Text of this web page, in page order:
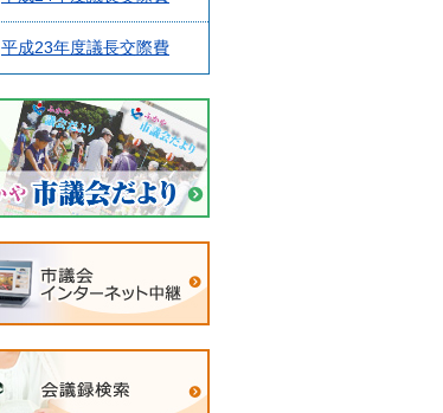
平成23年度議長交際費